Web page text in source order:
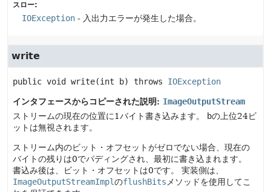
スロー:
IOException - 入出力エラーが発生した場合。
write
public void write(int b) throws IOException
インタフェースからコピーされた説明: ImageOutputStream
ストリームの現在の位置に1バイト書き込みます。
bの上位24ビ
ットは無視されます。
ストリーム内のビット・オフセットがゼロでない場合、現在の
バイトの残りは0でパディングされ、最初に書き込まれます。
書込み後は、ビット・オフセットは0です。
実装側は、
ImageOutputStreamImplのflushBits メソッドを使用してこ